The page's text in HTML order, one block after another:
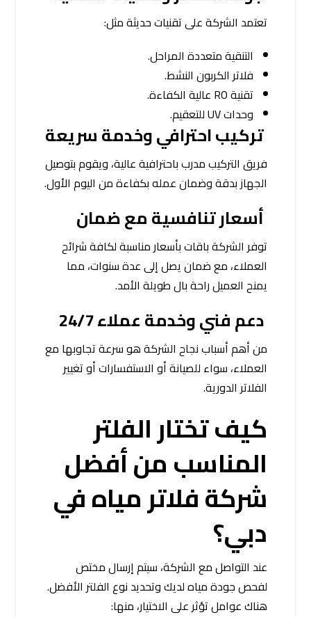
تعتمد الشركة على تقنيات حديثة مثل:
التنقية متعددة المراحل.
فلاتر الكربون النشط.
تقنية RO عالية الكفاءة.
وحدات UV للتعقيم.
تركيب احترافي وخدمة سريعة
فريق التركيب مدرب باحترافية عالية، ويقوم بتوصيل
الجهاز بدقة وضمان عمله بكفاءة من اليوم الأول.
أسعار تنافسية مع ضمان
توفر الشركة باقات بأسعار مناسبة لكافة شرائح
العملاء، مع ضمان يصل إلى عدة سنوات، مما
يمنح العميل راحة بال طويلة الأمد.
دعم فني وخدمة عملاء 24/7
من أهم أسباب نجاح الشركة هو سرعة تجاوبها مع
العملاء، سواء للصيانة أو الاستفسارات أو تغيير
الفلاتر الدورية.
كيف تختار الفلتر
المناسب من أفضل
شركة فلاتر مياه في
دبي؟
عند التواصل مع الشركة، سيتم إرسال مختص
لفحص جودة مياه لديك وتحديد نوع الفلتر الأفضل.
هناك عوامل تؤثر على الاختيار، منها: